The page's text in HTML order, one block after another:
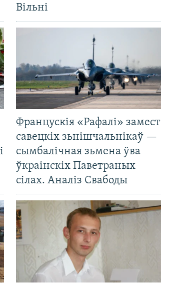
Вільні
Францускія «Рафалі» замест
савецкіх зьнішчальнікаў —
сымбалічная зьмена ўва
ўкраінскіх Паветраных
сілах. Аналіз Свабоды